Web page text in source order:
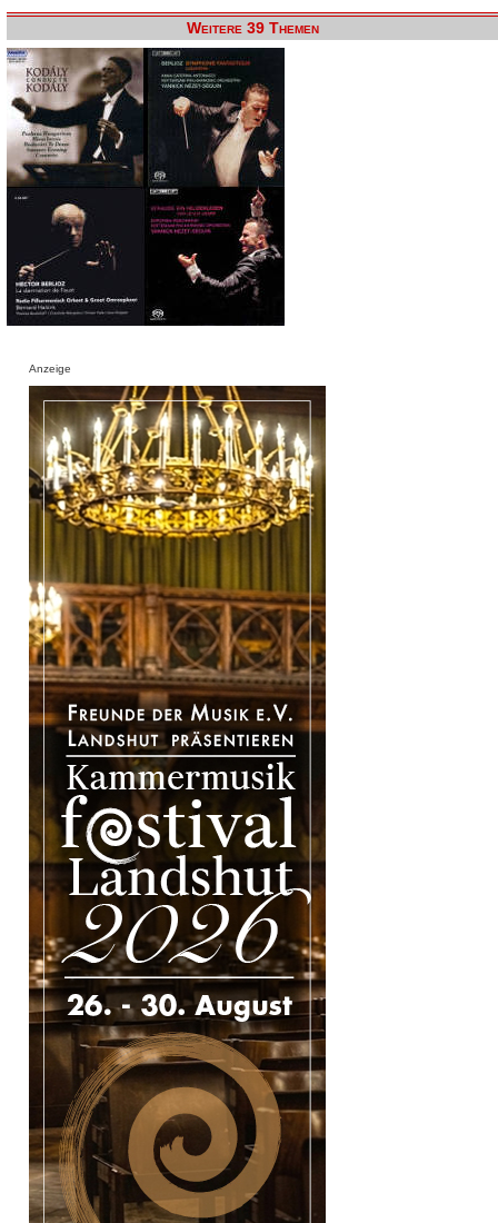
Weitere 39 Themen
Anzeige